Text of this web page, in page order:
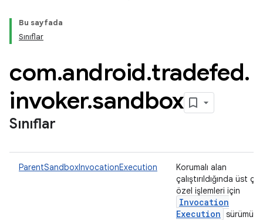
Bu sayfada
Sınıflar
com.android.tradefed.
invoker.sandbox
Sınıflar
ParentSandboxInvocationExecution
Korumalı alan
çalıştırıldığında üst
özel işlemleri için
Invocation
Execution sürümü.